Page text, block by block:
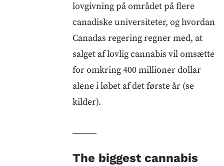
lovgivning på området på flere
canadiske universiteter, og hvordan
Canadas regering regner med, at
salget af lovlig cannabis vil omsætte
for omkring 400 millioner dollar
alene i løbet af det første år (se
kilder).
The biggest cannabis